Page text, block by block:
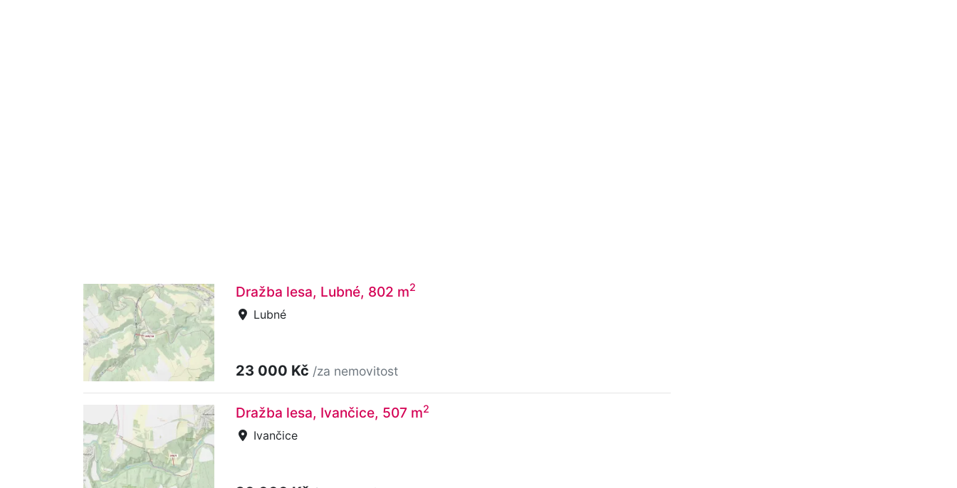
Dražba lesa, Lubné, 802 m2
Lubné
23 000 Kč /za nemovitost
Dražba lesa, Ivančice, 507 m2
Ivančice